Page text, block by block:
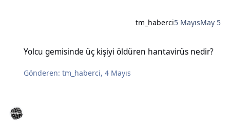
tm_haberci5 MayısMay 5
Yolcu gemisinde üç kişiyi öldüren hantavirüs nedir?
Gönderen:tm_haberci,4 Mayıs